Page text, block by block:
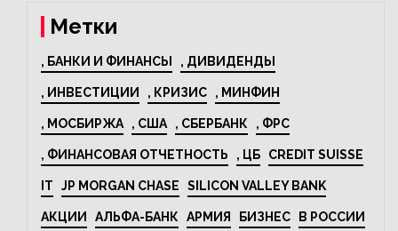
Метки
, БАНКИ И ФИНАНСЫ , ДИВИДЕНДЫ
, ИНВЕСТИЦИИ , КРИЗИС , МИНФИН
, МОСБИРЖА , США , СБЕРБАНК , ФРС
, ФИНАНСОВАЯ ОТЧЕТНОСТЬ , ЦБ CREDIT SUISSE
IT JP MORGAN CHASE SILICON VALLEY BANK
АКЦИИ АЛЬФА-БАНК АРМИЯ БИЗНЕС В РОССИИ